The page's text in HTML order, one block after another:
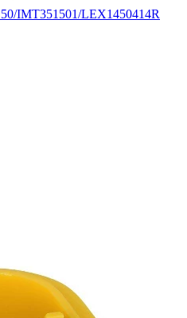
IMT351501/LEX1450414R